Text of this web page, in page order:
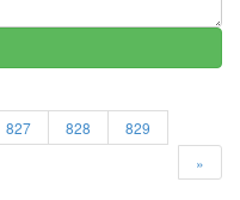
827 828
829
»